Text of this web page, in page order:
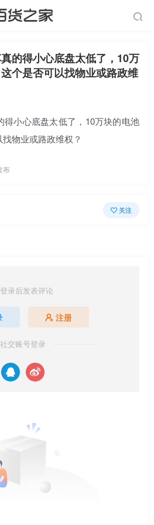
的得小心底盘太低了，10万
个是否可以找物业或路政维
得小心底盘太低了，10万块的电池
物业或路政维权？
布
关注
录后发表评论
注册
社交账号登录